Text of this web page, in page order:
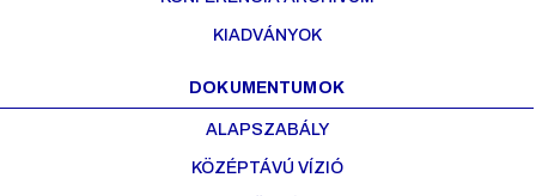
KIADVÁNYOK
DOKUMENTUMOK
ALAPSZABÁLY
KÖZÉPTÁVÚ VÍZIÓ